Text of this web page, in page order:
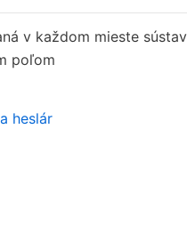
v každom mieste
poľom
heslár